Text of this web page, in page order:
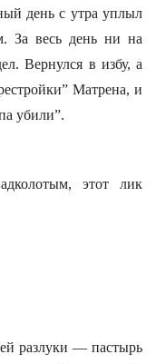
день с утра уплыл
За весь день ни на
Вернулся в избу, а
Матрена, и
убили”.
этот лик
разлуки — пастырь